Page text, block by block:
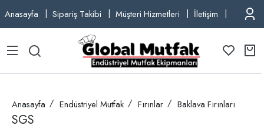
Anasayfa Sipariş Takibi Müşteri Hizmetleri İletişim TEL:
Anasayfa Endüstriyel Mutfak Fırınlar Baklava Fırınları
SGS